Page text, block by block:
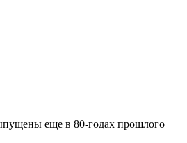
еще в 80-годах прошлого